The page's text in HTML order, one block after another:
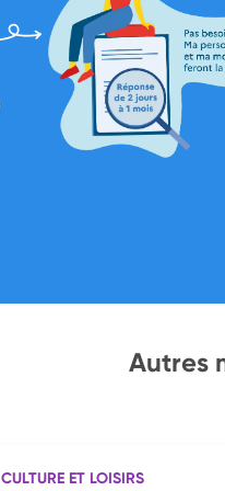
Autres
CULTURE ET LOISIRS